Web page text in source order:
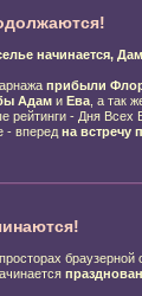
начинается,
прибыли
Адам и Ева, а так
рейтинги - Дня
- вперед на встречу
браузерной